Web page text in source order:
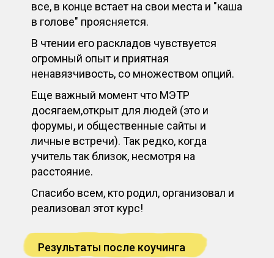
все, в конце встает на свои места и "каша
в голове" проясняется.
В чтении его раскладов чувствуется
огромный опыт и приятная
ненавязчивость, со множеством опций.
Еще важный момент что МЭТР
досягаем,открыт для людей (это и
форумы, и общественные сайты и
личные встречи). Так редко, когда
учитель так близок, несмотря на
расстояние.
Спасибо всем, кто родил, организовал и
реализовал этот курс!
Результаты после коучинга